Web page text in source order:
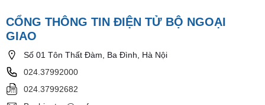
CỔNG THÔNG TIN ĐIỆN TỬ BỘ NGOẠI
GIAO
Số 01 Tôn Thất Đàm, Ba Đình, Hà Nội
024.37992000
024.37992682